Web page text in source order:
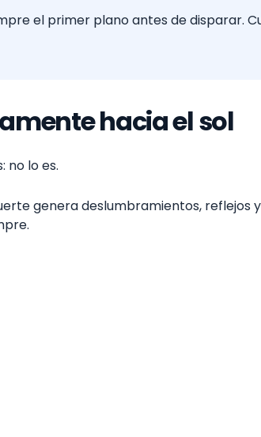
el primer plano antes de disparar.
hacia el sol
no lo es.
genera deslumbramientos,